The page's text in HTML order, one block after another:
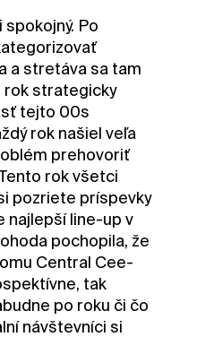
Po
a stretáva sa tam
rok strategicky
tejto 00s
rok našiel veľa
prehovoriť
rok všetci
pozriete príspevky
najlepší line-up v
pochopila, že
Central Cee-
tak
po roku či čo
návštevníci si